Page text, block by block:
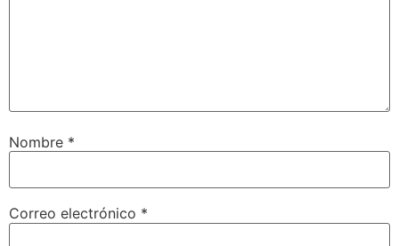
Nombre *
Correo electrónico *